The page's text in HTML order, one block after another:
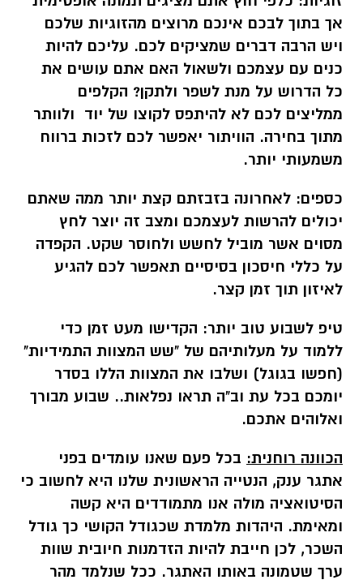
אך בתוך לבכם אינכם מרוצים מהזוגיות שלכם
ויש הרבה דברים שמציקים לכם. עליכם להיות
כנים עם עצמכם ולשאול האם אתם עושים את
כל הדרוש על מנת לשפר ולתקן? הקלפים
ממליצים לכם לא להיתפס לקוצו של יוד ולוותר
מתוך בחירה. הוויתור יאפשר לכם לזכות ברווח
משמעותי יותר.
כספים: לאחרונה בזבזתם קצת יותר ממה שאתם
יכולים להרשות לעצמכם ומצב זה יוצר לחץ
מסוים אשר מוביל לחשש ולחוסר שקט. הקפדה
על כללי חיסכון בסיסיים תאפשר לכם להגיע
לאיזון תוך זמן קצר.
טיפ לשבוע טוב יותר: הקדישו מעט זמן כדי
ללמוד על מעלותיהם של "שש המצוות התמידיות"
(חפשו בגוגל) ושלבו את המצוות הללו בסדר
יומכם בכל עת וב"ה תראו נפלאות.. שבוע מבורך
ואלוהים אתכם.
הכוונה רוחנית: בכל פעם שאנו עומדים בפני
אתגר ענק, הנטייה הראשונית שלנו היא לחשוב כי
הסיטואציה מולה אנו מתמודדים היא קשה
ומאימת. היהדות מלמדת שכגודל הקושי כך גודל
השכר, לכן חייבת להיות הזדמנות חיובית שוות
ערך שטמונה באותו האתגר. ככל שנלמד מהר